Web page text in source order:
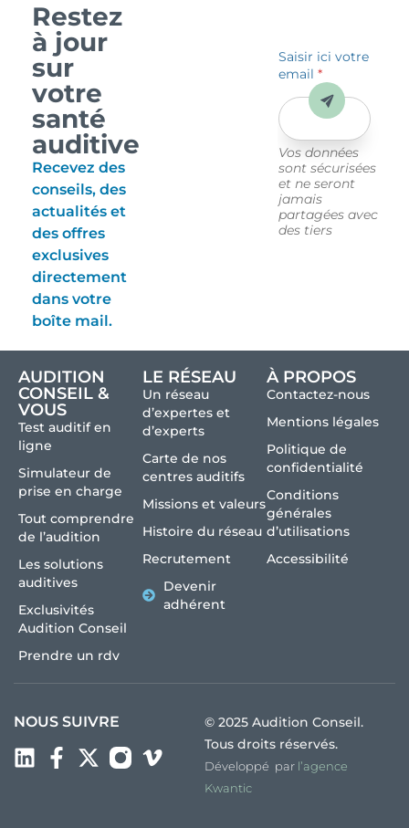
Restez
à jour
sur
votre
santé
auditive
Recevez des
conseils, des
actualités et
des offres
exclusives
directement
dans votre
boîte mail.
Saisir ici votre
email*
Vos données
sont sécurisées
et ne seront
jamais
partagées avec
des tiers
Envoyer
AUDITION
CONSEIL &
VOUS
Test auditif en
ligne
Simulateur de
prise en charge
Tout comprendre
de l’audition
Les solutions
auditives
Exclusivités
Audition Conseil
Prendre un rdv
LE RÉSEAU
Un réseau
d’expertes et
d’experts
Carte de nos
centres auditifs
Missions et valeurs
Histoire du réseau
Recrutement
Devenir
adhérent
À PROPOS
Contactez-nous
Mentions légales
Politique de
confidentialité
Conditions
générales
d’utilisations
Accessibilité
NOUS SUIVRE
© 2025 Audition Conseil.
Tous droits réservés.
Développé par l’agence
Kwantic